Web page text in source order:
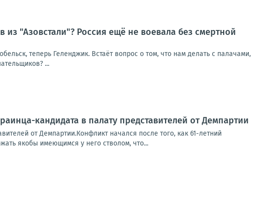
"Азовстали"? Россия ещё не воевала без смертной
теперь Геленджик. Встаёт вопрос о том, что нам делать с палачами,
...
кандидата в палату представителей от Демпартии
от Демпартии.Конфликт начался после того, как 61-летний
якобы имеющимся у него стволом, что...